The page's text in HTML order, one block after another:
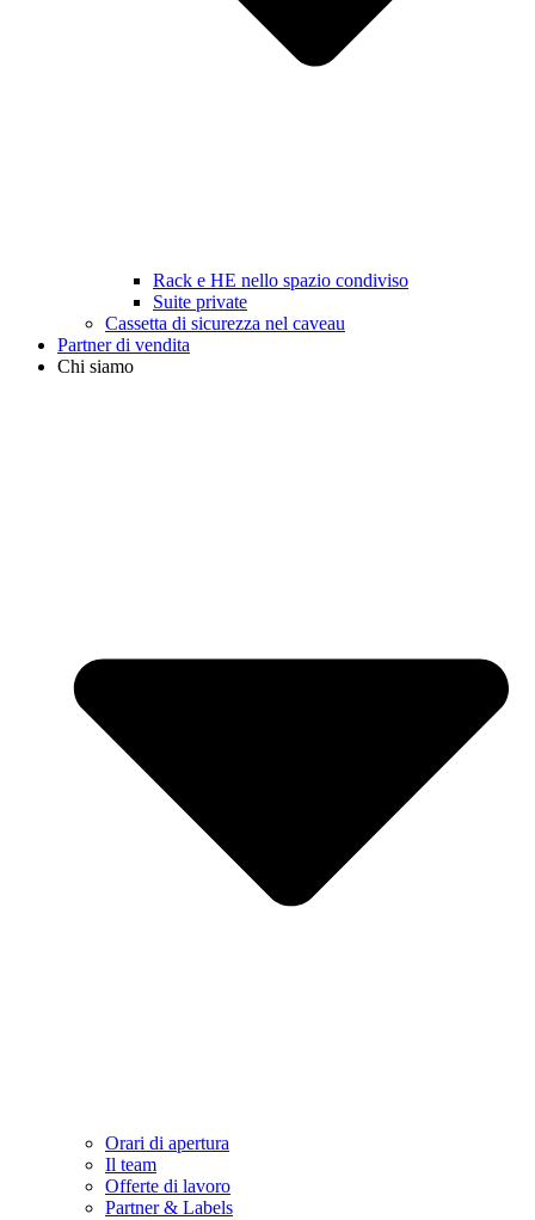
Rack e HE nello spazio condiviso
Suite private
Cassetta di sicurezza nel caveau
Partner di vendita
Chi siamo
Orari di apertura
Il team
Offerte di lavoro
Partner & Labels